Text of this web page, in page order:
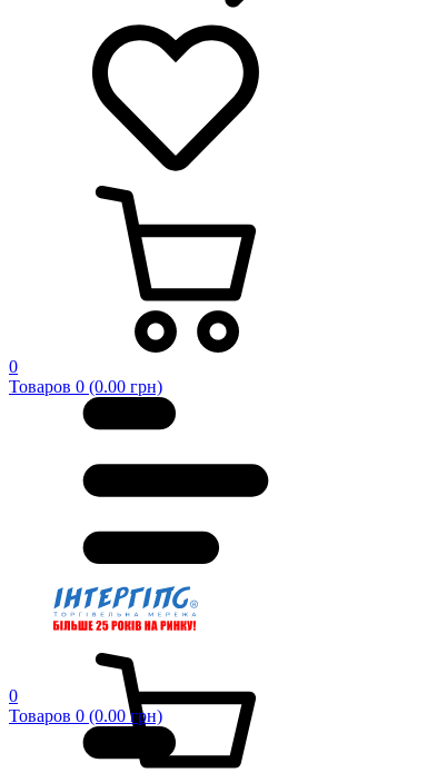
0
Товаров 0 (0.00 грн)
0
Товаров 0 (0.00 грн)